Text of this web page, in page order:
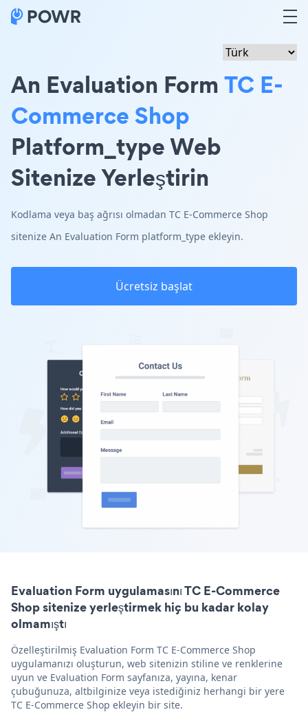
An Evaluation Form TC E-
Commerce Shop
Platform_type Web
Sitenize Yerleştirin
Kodlama veya baş ağrısı olmadan TC E-Commerce Shop
sitenize An Evaluation Form platform_type ekleyin.
Ücretsiz başlat
Evaluation Form uygulamasını TC E-Commerce
Shop sitenize yerleştirmek hiç bu kadar kolay
olmamıştı
Özelleştirilmiş Evaluation Form TC E-Commerce Shop
uygulamanızı oluşturun, web sitenizin stiline ve renklerine
uyun ve Evaluation Form sayfanıza, yayına, kenar
çubuğunuza, altbilginize veya istediğiniz herhangi bir yere
TC E-Commerce Shop ekleyin bir site.